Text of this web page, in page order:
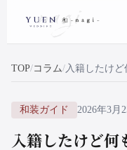
TOP コラム
和装ガイド 2026年3月
入籍したけど